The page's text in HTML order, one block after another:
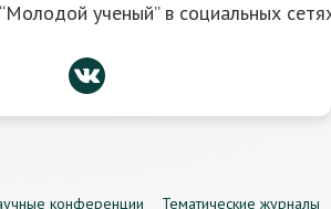
ученый” в социальных
конференции Тематические журналы